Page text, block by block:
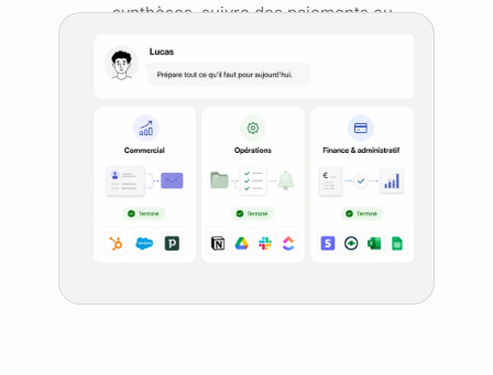
synthèses, suivre des paiements ou